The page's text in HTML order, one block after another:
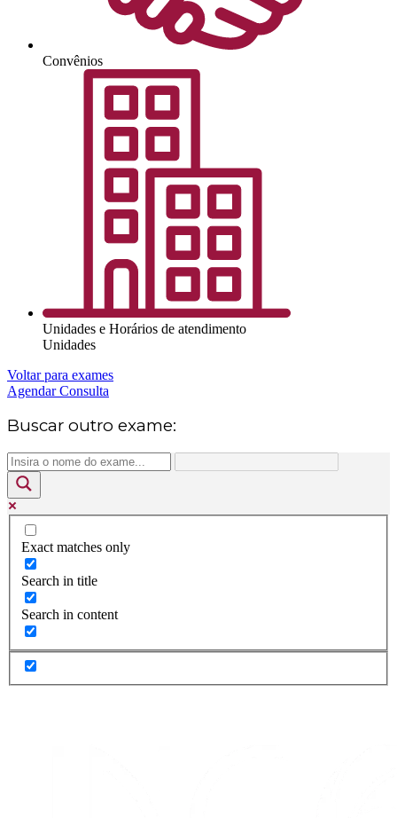
Convênios
Unidades e Horários de atendimento
Unidades
Voltar para exames
Agendar Consulta
Buscar outro exame:
Exact matches only
Search in title
Search in content